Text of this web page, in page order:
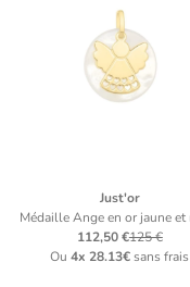
Just'or
Médaille Ange en or jaune et
112,50 €125 €
Ou4x 28.13€sans frais